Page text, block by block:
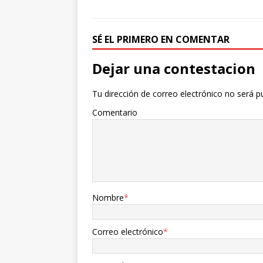
SÉ EL PRIMERO EN COMENTAR
Dejar una contestacion
Tu dirección de correo electrónico no será
Comentario
Nombre*
Correo electrónico*